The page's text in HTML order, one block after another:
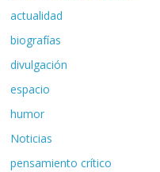
actualidad
biografías
divulgación
espacio
humor
Noticias
pensamiento crítico